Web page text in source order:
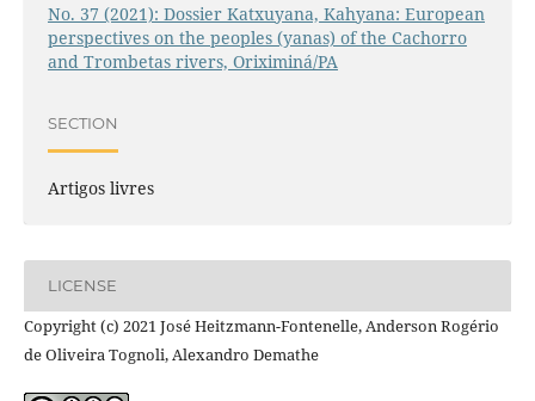
No. 37 (2021): Dossier Katxuyana, Kahyana: European
perspectives on the peoples (yanas) of the Cachorro
and Trombetas rivers, Oriximiná/PA
SECTION
Artigos livres
LICENSE
Copyright (c) 2021 José Heitzmann-Fontenelle, Anderson Rogério
de Oliveira Tognoli, Alexandro Demathe